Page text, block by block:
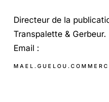
Directeur de la
Transpalette & Gerbeur.
Email :